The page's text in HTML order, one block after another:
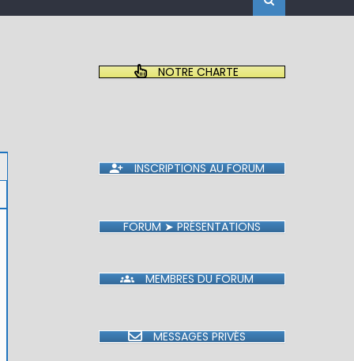
NOTRE CHARTE
INSCRIPTIONS AU FORUM
FORUM ➤ PRÉSENTATIONS
MEMBRES DU FORUM
MESSAGES PRIVÉS